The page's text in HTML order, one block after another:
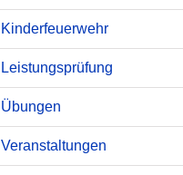
Kinderfeuerwehr
Leistungsprüfung
Übungen
Veranstaltungen